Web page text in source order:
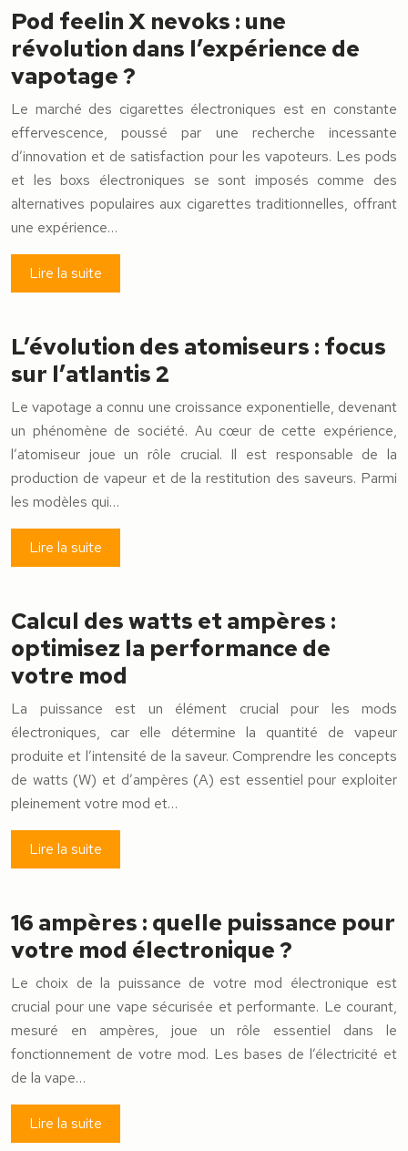
Pod feelin X nevoks : une
révolution dans l’expérience de
vapotage ?
Le marché des cigarettes électroniques est en constante
effervescence, poussé par une recherche incessante
d’innovation et de satisfaction pour les vapoteurs. Les pods
et les boxs électroniques se sont imposés comme des
alternatives populaires aux cigarettes traditionnelles, offrant
une expérience…
Lire la suite
L’évolution des atomiseurs : focus
sur l’atlantis 2
Le vapotage a connu une croissance exponentielle, devenant
un phénomène de société. Au cœur de cette expérience,
l’atomiseur joue un rôle crucial. Il est responsable de la
production de vapeur et de la restitution des saveurs. Parmi
les modèles qui…
Lire la suite
Calcul des watts et ampères :
optimisez la performance de
votre mod
La puissance est un élément crucial pour les mods
électroniques, car elle détermine la quantité de vapeur
produite et l’intensité de la saveur. Comprendre les concepts
de watts (W) et d’ampères (A) est essentiel pour exploiter
pleinement votre mod et…
Lire la suite
16 ampères : quelle puissance pour
votre mod électronique ?
Le choix de la puissance de votre mod électronique est
crucial pour une vape sécurisée et performante. Le courant,
mesuré en ampères, joue un rôle essentiel dans le
fonctionnement de votre mod. Les bases de l’électricité et
de la vape…
Lire la suite